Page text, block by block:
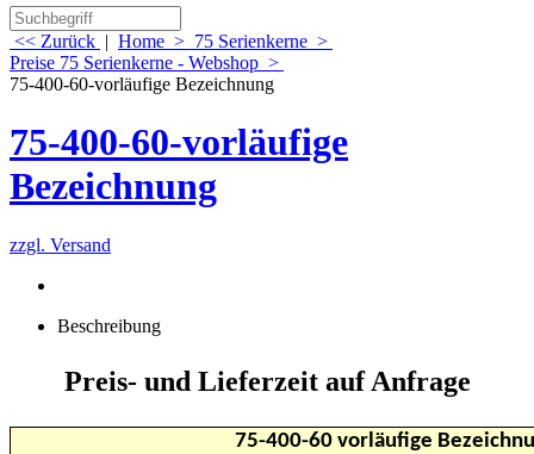
<< Zurück | Home > 75 Serienkerne >
Preise 75 Serienkerne - Webshop >
75-400-60-vorläufige Bezeichnung
75-400-60-vorläufige
Bezeichnung
zzgl. Versand
Beschreibung
Preis- und Lieferzeit auf Anfrage
75-400-60 vorläufige